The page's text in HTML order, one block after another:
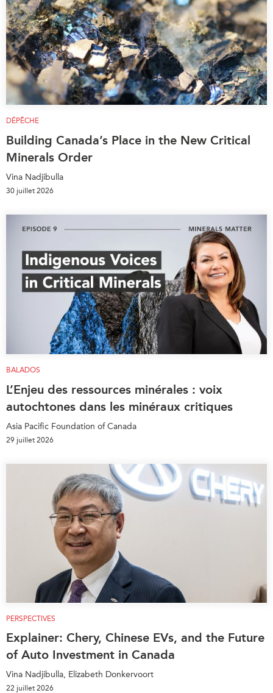
DÉPÊCHE
Building Canada’s Place in the New Critical
Minerals Order
Vina Nadjibulla
30 juillet 2026
BALADOS
L’Enjeu des ressources minérales : voix
autochtones dans les minéraux critiques
Asia Pacific Foundation of Canada
29 juillet 2026
PERSPECTIVES
Explainer: Chery, Chinese EVs, and the Future
of Auto Investment in Canada
Vina Nadjibulla, Elizabeth Donkervoort
22 juillet 2026